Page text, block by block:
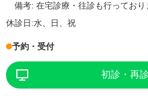
備考:在宅診療・往診も行っており
休診日:水、日、祝
予約・受付
初診・再